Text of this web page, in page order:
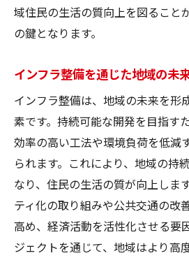
災害後の迅速な復旧計画
土木工事契約と地域経済の関
雇用創出に貢献する工事
地域経済の活性化とイ
地元企業との協力体制
経済的視点からの工事契
工事契約による地域連
土木工事契約の基本を知っ
よう
契約プロセスの透明性
域住民の生活の質向上を図ること
の鍵となります。
インフラ整備を通じた地域の未
インフラ整備は、地域の未来を形
素です。持続可能な開発を目指す
効率の高い工法や環境負荷を低減
られます。これにより、地域の持
なり、住民の生活の質が向上しま
ティ化の取り組みや公共交通の改
高め、経済活動を活性化させる要
ジェクトを通じて、地域はより高